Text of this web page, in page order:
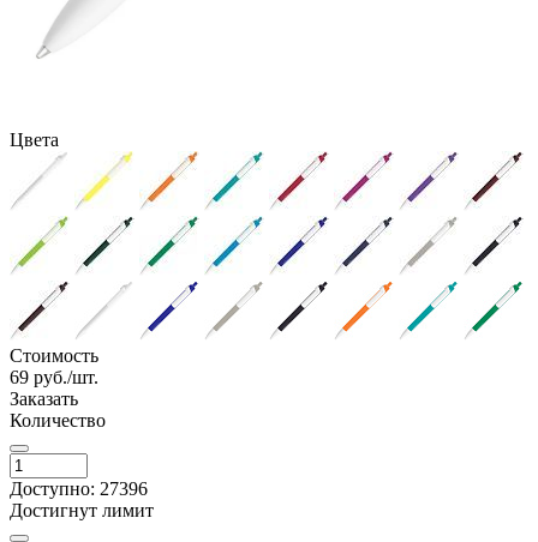
Цвета
Стоимость
69 руб./шт.
Заказать
Количество
Доступно: 27396
Достигнут лимит